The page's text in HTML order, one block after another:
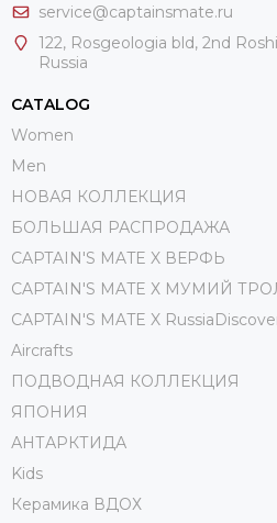
service@captainsmate.ru
122, Rosgeologia bld, 2nd
Russia
CATALOG
Women
Men
НОВАЯ КОЛЛЕКЦИЯ
БОЛЬШАЯ РАСПРОДАЖА
CAPTAIN'S MATE X ВЕРФЬ
CAPTAIN'S MATE Х МУМИЙ
CAPTAIN'S MATE X
Aircrafts
ПОДВОДНАЯ КОЛЛЕКЦИЯ
ЯПОНИЯ
АНТАРКТИДА
Kids
Керамика ВДОХ